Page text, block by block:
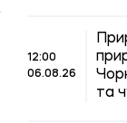
12:00
06.08.26
та